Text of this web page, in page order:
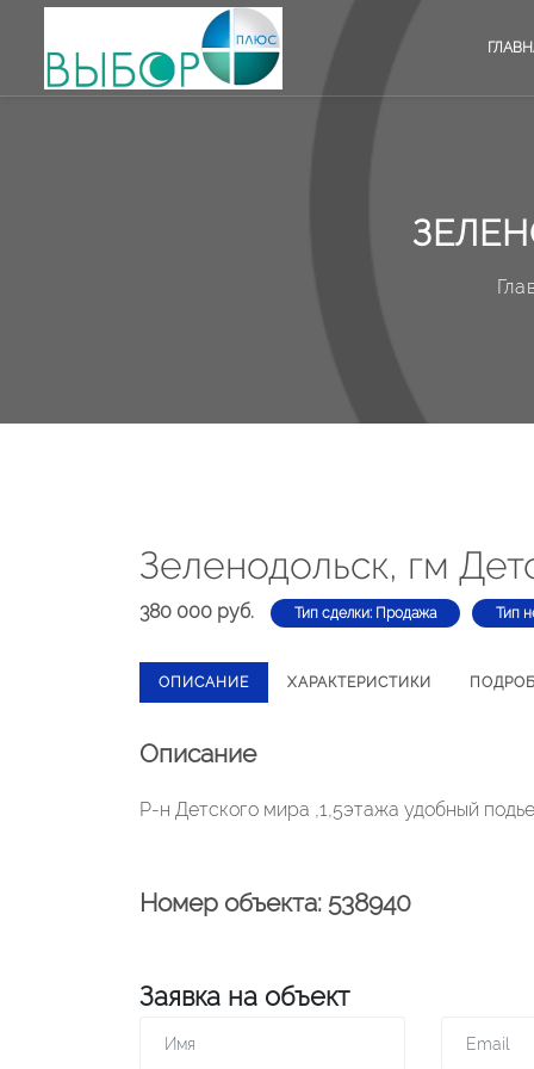
Зеленодольск, гм
380 000 руб. Тип сделки: Продажа Тип
ОПИСАНИЕ ХАРАКТЕРИСТИКИ
Описание
Р-н Детского мира ,1,5этажа удобный
Номер объекта: 538940
Заявка на объект